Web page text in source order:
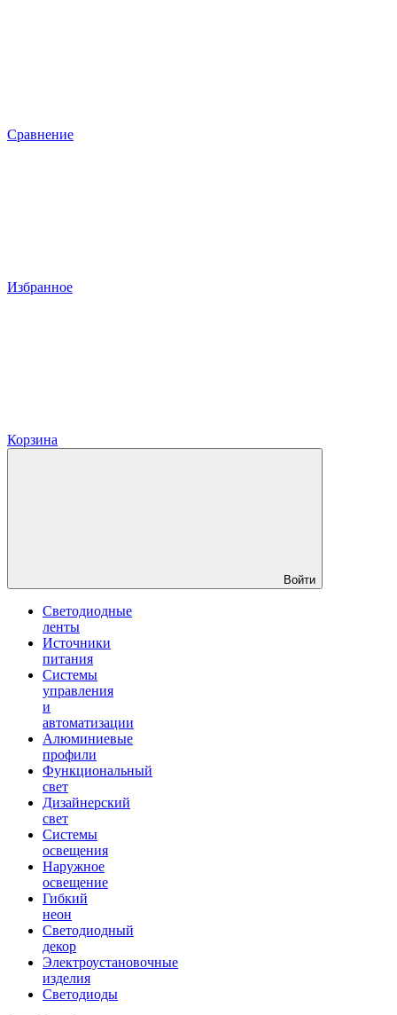
Сравнение
Избранное
Корзина
Войти
Светодиодные
ленты
Источники
питания
Системы
управления
и
автоматизации
Алюминиевые
профили
Функциональный
свет
Дизайнерский
свет
Системы
освещения
Наружное
освещение
Гибкий
неон
Светодиодный
декор
Электроустановочные
изделия
Светодиоды